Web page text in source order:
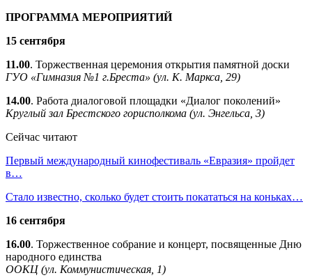
ПРОГРАММА МЕРОПРИЯТИЙ
15 сентября
11.00. Торжественная церемония открытия памятной доски
ГУО «Гимназия №1 г.Бреста» (ул. К. Маркса, 29)
14.00. Работа диалоговой площадки «Диалог поколений»
Круглый зал Брестского горисполкома (ул. Энгельса, 3)
Сейчас читают
Первый международный кинофестиваль «Евразия» пройдет
в…
Стало известно, сколько будет стоить покататься на коньках…
16 сентября
16.00. Торжественное собрание и концерт, посвященные Дню
народного единства
ООКЦ (ул. Коммунистическая, 1)